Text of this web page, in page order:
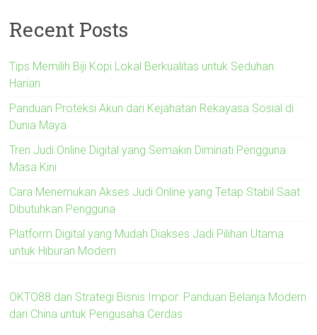
Recent Posts
Tips Memilih Biji Kopi Lokal Berkualitas untuk Seduhan
Harian
Panduan Proteksi Akun dari Kejahatan Rekayasa Sosial di
Dunia Maya
Tren Judi Online Digital yang Semakin Diminati Pengguna
Masa Kini
Cara Menemukan Akses Judi Online yang Tetap Stabil Saat
Dibutuhkan Pengguna
Platform Digital yang Mudah Diakses Jadi Pilihan Utama
untuk Hiburan Modern
OKTO88 dan Strategi Bisnis Impor: Panduan Belanja Modern
dari China untuk Pengusaha Cerdas